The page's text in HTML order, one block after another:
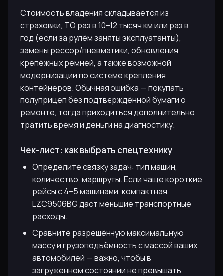
Стоимость владения складывается из
страховки, ТО раз в 10–12 тысяч км или раз в
год (если за рулём заняты эксплуатанты),
замены рессор/пневматики, обновления
крепёжных ремней, а также возможной
модернизации по системе крепления
контейнеров. Обычная ошибка — покупать
полуприцеп без подтверждённой бумаги о
ремонте, тогда приходиться дополнительно
тратить время и деньги на диагностику.
Чек-лист: как выбрать спецтехнику
Определите связку задач: тип машин,
количество, маршруты. Если чаще короткие
рейсы с 4–5 машинами, компактная
LZC9506BG даст меньшие транспортные
расходы.
Сравните разрешённую максимальную
массу и грузоподъёмность с массой ваших
автомобилей — важно, чтобы в
загруженном состоянии не превышать